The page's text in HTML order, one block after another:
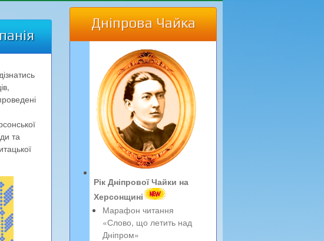
та
Дніпрова Чайка
Рік Дніпрової Чайки на
Херсонщині
Марафон читання
«Слово, що летить над
Дніпром»